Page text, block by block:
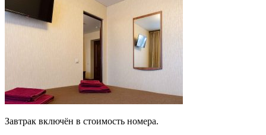
Завтрак включён в стоимость номера.